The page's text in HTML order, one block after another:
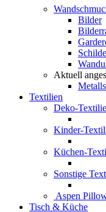
Bilder
Aktuell
Textilien
Deko-
Kinder-
Küchen-
Sonstige
Aspen
Tisch & Küche